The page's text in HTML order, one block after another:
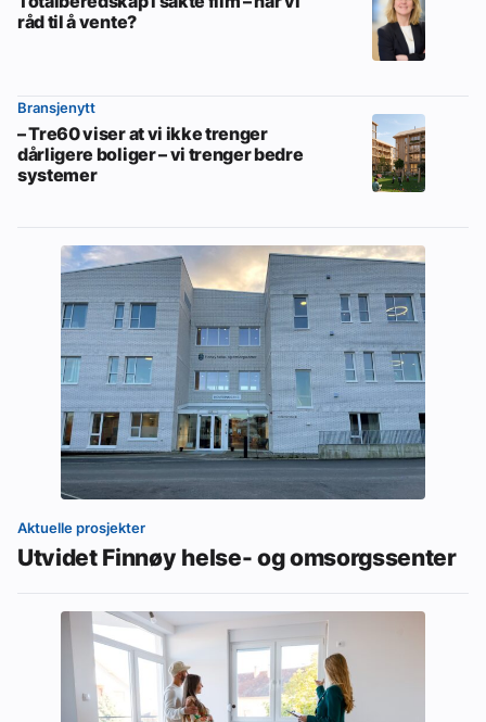
råd til å vente?
Bransjenytt
– Tre60 viser at vi ikke trenger
dårligere boliger – vi trenger bedre
systemer
Aktuelle prosjekter
Utvidet Finnøy helse- og omsorgssenter